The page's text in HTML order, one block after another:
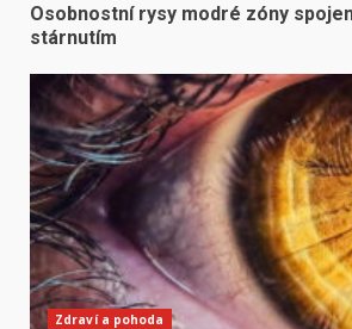
Osobnostní rysy modré zóny
stárnutím
Zdraví a pohoda